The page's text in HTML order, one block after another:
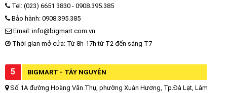
Tel: (023) 6651 3830 - 0908.395.385
Bảo hành: 0908.395.385
Email: info@bigmart.com.vn
Thời gian mở cửa: Từ 8h-17h từ T2 đến sáng T7
5 BIGMART - TÂY NGUYÊN
Số 1A đường Hoàng Văn Thụ, phường Xuân Hương, Tp.Đà Lạt, Lâm